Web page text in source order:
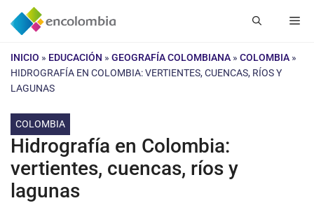
Saltar
INICIO » EDUCACIÓN » GEOGRAFÍA COLOMBIANA » COLOMBIA »
HIDROGRAFÍA EN COLOMBIA: VERTIENTES, CUENCAS, RÍOS Y
LAGUNAS
COLOMBIA
Hidrografía en Colombia:
vertientes, cuencas, ríos y
lagunas